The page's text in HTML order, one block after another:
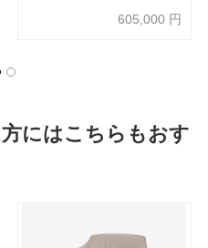
605,000 円
にはこちらもおす